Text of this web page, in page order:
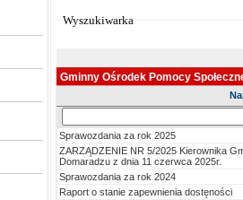
Wyszukiwarka
Gminny Ośrodek Pomocy
w
Sprawozdania za rok 2025
ZARZĄDZENIE NR 5/2025 Kierownika
Domaradzu z dnia 11 czerwca 2025r.
Sprawozdania za rok 2024
Raport o stanie zapewnienia dostęności